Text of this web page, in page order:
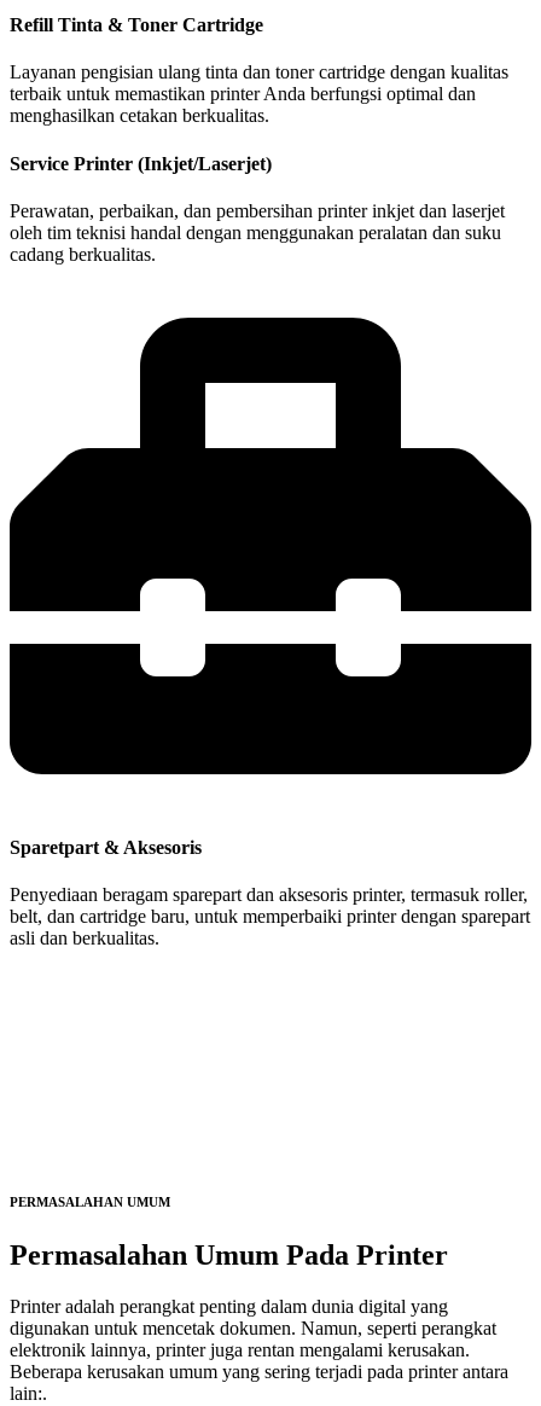
Refill Tinta & Toner Cartridge
Layanan pengisian ulang tinta dan toner cartridge dengan kualitas
terbaik untuk memastikan printer Anda berfungsi optimal dan
menghasilkan cetakan berkualitas.
Service Printer (Inkjet/Laserjet)
Perawatan, perbaikan, dan pembersihan printer inkjet dan laserjet
oleh tim teknisi handal dengan menggunakan peralatan dan suku
cadang berkualitas.
Sparetpart & Aksesoris
Penyediaan beragam sparepart dan aksesoris printer, termasuk roller,
belt, dan cartridge baru, untuk memperbaiki printer dengan sparepart
asli dan berkualitas.
PERMASALAHAN UMUM
Permasalahan Umum Pada Printer
Printer adalah perangkat penting dalam dunia digital yang
digunakan untuk mencetak dokumen. Namun, seperti perangkat
elektronik lainnya, printer juga rentan mengalami kerusakan.
Beberapa kerusakan umum yang sering terjadi pada printer antara
lain:.